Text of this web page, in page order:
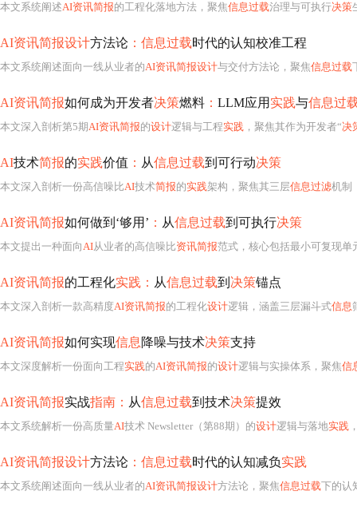
本文系统阐述AI资讯简报的工程化落地方法，聚焦信息过载治理与可执行决策
AI资讯简报设计方法论 ：信息过载时代的认知校准工程
本文系统阐述面向一线从业者的AI资讯简报设计与交付方法论，聚焦信息过载
AI资讯简报如何成为开发者决策燃料 ： LLM应用 实践与信息过
本文深入剖析第5期AI资讯简报的设计逻辑与工程实践 ，聚焦其作为开发者“决
AI技术简报的实践价值 ： 从信息过载到可行动决策
本文深入剖析一份高信噪比AI技术简报的实践架构，聚焦其三层信息过滤机制（领域可信度、影响半径
AI资讯简报如何做到‘够用’ ： 从信息过载到可执行决策
本文提出一种面向AI从业者的高信噪比资讯简报范式，核心包括最小可复现单元（MRU）、场景
AI资讯简报的工程化实践： 从信息过载到 决策锚点
本文深入剖析一款高精度AI资讯简报的工程化设计逻辑，涵盖三层漏斗式信息筛
AI资讯简报如何实现信息 降噪与技术决策支持
本文深度解析一份面向工程实践的AI资讯简报的设计逻辑与实操体系，聚焦信
AI资讯简报实战指南： 从信息过载到技术决策提效
本文系统解析一份高质量AI技术 Newsletter（第88期）的设计逻辑与落地实践
AI资讯简报设计方法论 ：信息过载时代的认知减负实践
本文系统阐述面向一线从业者的AI资讯简报设计方法论，聚焦信息过载下的认知减负。核心包括三层漏斗筛选机制（时